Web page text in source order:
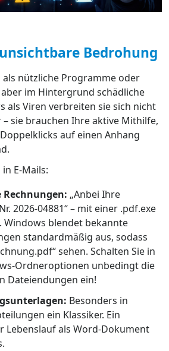
Bedrohung
nützliche Programme oder
im Hintergrund schädliche
als Viren verbreiten sie sich nicht
sie brauchen Ihre aktive Mithilfe,
auf einen Anhang
E-Mails:
Rechnungen: „Anbei Ihre
2026-04881“ – mit einer .pdf.exe
Windows blendet bekannte
standardmäßig aus, sodass
sehen. Schalten Sie in
Ordneroptionen unbedingt die
Dateiendungen ein!
Besonders in
ein Klassiker. Ein
Lebenslauf als Word-Dokument